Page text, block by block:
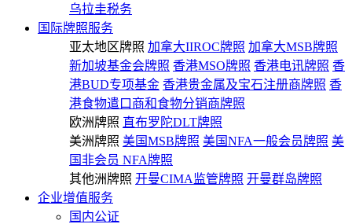
乌拉圭税务
国际牌照服务
亚太地区牌照 加拿大IIROC牌照 加拿大MSB牌照
新加坡基金会牌照 香港MSO牌照 香港电讯牌照 香
港BUD专项基金 香港贵金属及宝石注册商牌照 香
港食物遣口商和食物分销商牌照
欧洲牌照 直布罗陀DLT牌照
美洲牌照 美国MSB牌照 美国NFA一般会员牌照 美
国非会员 NFA牌照
其他洲牌照 开曼CIMA监管牌照 开曼群岛牌照
企业增值服务
国内公证